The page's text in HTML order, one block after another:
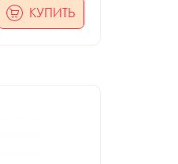
КУПИТЬ